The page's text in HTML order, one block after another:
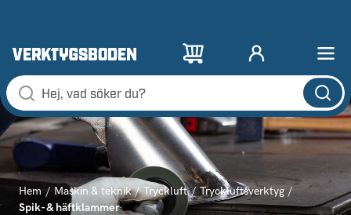
Hem Maskin & teknik Tryckluft Tryckluftsverktyg
Spik- & häftklammer